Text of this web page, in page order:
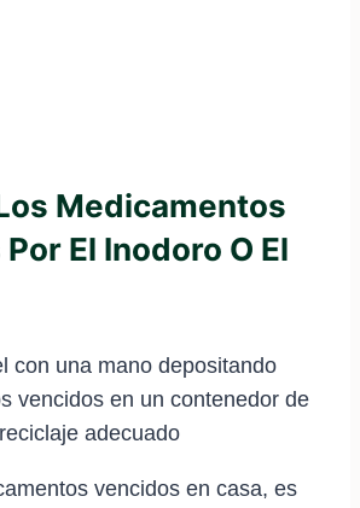
Medicamentos
El Inodoro O El
vencidos en casa, es